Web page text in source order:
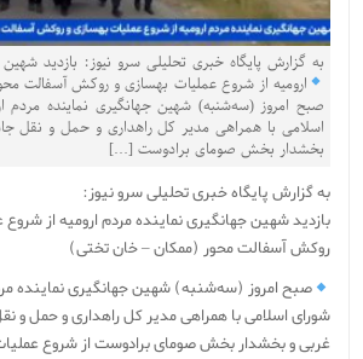
به گزارش پایگاه خبری تحلیلی سرو نیوز: بازدید
ارومیه از شروع عملیات بهسازی و روکش آسفالت
صبح امروز (سه‌شنبه) شهین جهانگیری نماینده
اسلامی با همراهی مدیر کل راهداری و حمل و نقل
بخشدار بخش صومای برادوست […]
به گزارش پایگاه خبری تحلیلی سرو نیوز:
بازدید شهین جهانگیری نماینده مردم ارومیه از
روکش آسفالت محور (ممکان – خان تختی)
صبح امروز (سه‌شنبه) شهین جهانگیری نماینده
شورای اسلامی با همراهی مدیر کل راهداری و حمل و
غربی و بخشدار بخش صومای برادوست از شروع